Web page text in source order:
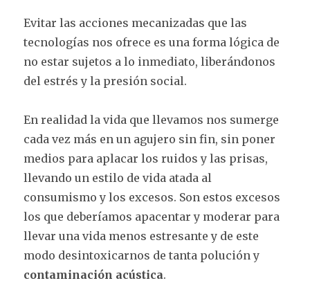
Evitar las acciones mecanizadas que las
tecnologías nos ofrece es una forma lógica de
no estar sujetos a lo inmediato, liberándonos
del estrés y la presión social.
En realidad la vida que llevamos nos sumerge
cada vez más en un agujero sin fin, sin poner
medios para aplacar los ruidos y las prisas,
llevando un estilo de vida atada al
consumismo y los excesos. Son estos excesos
los que deberíamos apacentar y moderar para
llevar una vida menos estresante y de este
modo desintoxicarnos de tanta polución y
contaminación acústica.